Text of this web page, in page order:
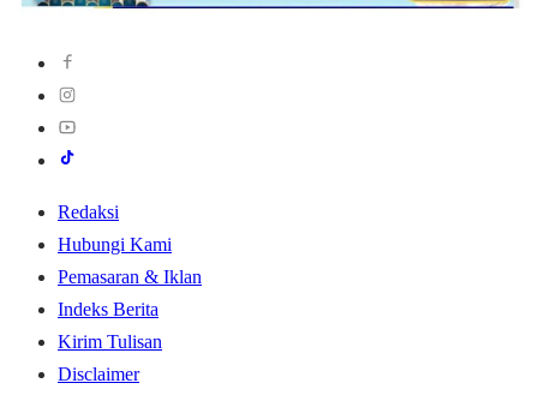
Redaksi
Hubungi Kami
Pemasaran & Iklan
Indeks Berita
Kirim Tulisan
Disclaimer